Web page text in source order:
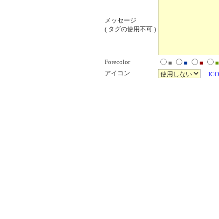
メッセージ
( タグの使用不可 )
Forecolor ■ ■ ■
■
アイコン